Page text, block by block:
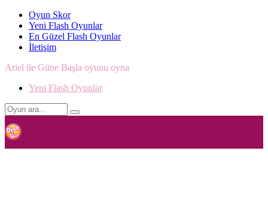
Oyun Skor
Yeni Flash Oyunlar
En Güzel Flash Oyunlar
İletişim
Ariel ile Güne Başla oyunu oyna
Yeni Flash Oyunlar